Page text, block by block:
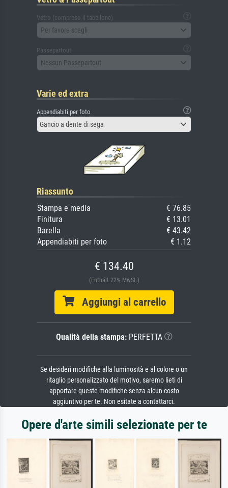
Vetro (compreso il tabellone)
Per favore scegli
Passepartout
Nessun Passepartout
Varie ed extra
Appendiabiti per foto
Gancio a dente di sega
Riassunto
Stampa e media
€ 76.85
Finitura
€ 13.01
Barella
€ 43.42
Appendiabiti per foto
€ 1.12
€ 134.40
(Enthält 22% MwSt.)
Aggiungi al carrello
Qualità della stampa:PERFETTA
Se desideri modifiche alla luminosità e al colore o un
ritaglio personalizzato del motivo, saremo lieti di
apportare queste modifiche senza alcun costo
aggiuntivo per te. Non esitate a contattarci.
Opere d'arte simili selezionate per te